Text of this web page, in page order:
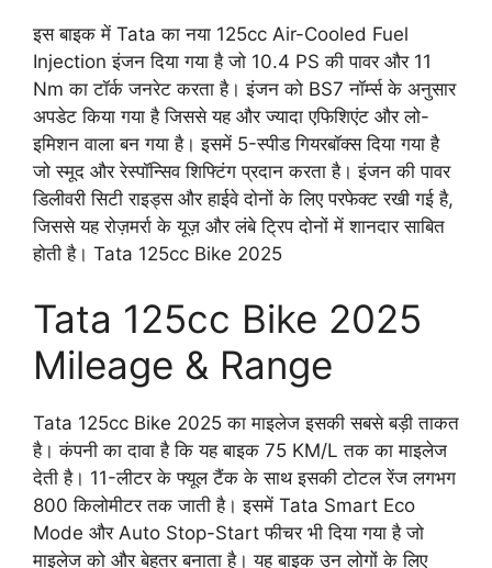
इस बाइक में Tata का नया 125cc Air-Cooled Fuel
Injection इंजन दिया गया है जो 10.4 PS की पावर और 11
Nm का टॉर्क जनरेट करता है। इंजन को BS7 नॉर्म्स के अनुसार
अपडेट किया गया है जिससे यह और ज्यादा एफिशिएंट और लो-
इमिशन वाला बन गया है। इसमें 5-स्पीड गियरबॉक्स दिया गया है
जो स्मूद और रेस्पॉन्सिव शिफ्टिंग प्रदान करता है। इंजन की पावर
डिलीवरी सिटी राइड्स और हाईवे दोनों के लिए परफेक्ट रखी गई है,
जिससे यह रोज़मर्रा के यूज़ और लंबे ट्रिप दोनों में शानदार साबित
होती है। Tata 125cc Bike 2025
Tata 125cc Bike 2025
Mileage & Range
Tata 125cc Bike 2025 का माइलेज इसकी सबसे बड़ी ताकत
है। कंपनी का दावा है कि यह बाइक 75 KM/L तक का माइलेज
देती है। 11-लीटर के फ्यूल टैंक के साथ इसकी टोटल रेंज लगभग
800 किलोमीटर तक जाती है। इसमें Tata Smart Eco
Mode और Auto Stop-Start फीचर भी दिया गया है जो
माइलेज को और बेहतर बनाता है। यह बाइक उन लोगों के लिए